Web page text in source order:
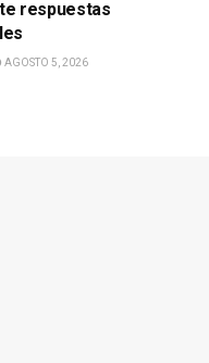
respuestas
AGOSTO 5, 2026